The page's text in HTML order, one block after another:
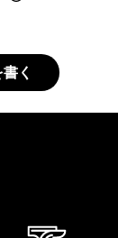
く